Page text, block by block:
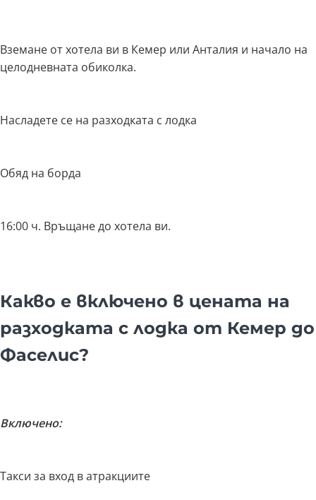
Вземане от хотела ви в Кемер или Анталия и начало на
целодневната обиколка.
Насладете се на разходката с лодка
Обяд на борда
16:00 ч. Връщане до хотела ви.
Какво е включено в цената на
разходката с лодка от Кемер до
Фаселис?
Включено:
Такси за вход в атракциите